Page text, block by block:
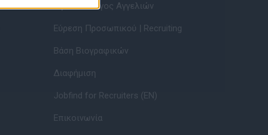
Τιμοκατάλογος Αγγελιών
Εύρεση Προσωπικού | Recruiting
Βάση Βιογραφικών
Διαφήμιση
Jobfind for Recruiters (EN)
Επικοινωνία